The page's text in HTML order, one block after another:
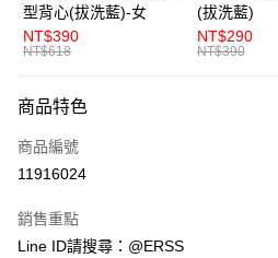
AFTEE先享後付
相關說明
便利好安心！
２．便利：只要手機號碼，簡訊認證，即可
３．安心：先確認商品／服務後，再付款。
【「AFTEE先享後付」結帳流程】
１．於結帳方式選擇「AFTEE先享後付」
結帳頁面，進行簡訊認證並確認金額後，即
運送方式
全家取貨付款
付款後全家取貨
型背心(拔洗藍)-女
NT$390
NT$618
(拔洗藍)
NT$290
NT$390
商品特色
商品編號
11916024
銷售重點
Line ID請搜尋：@ERSS